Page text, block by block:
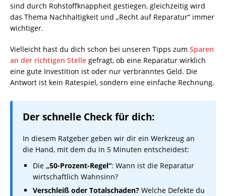
sind durch Rohstoffknappheit gestiegen, gleichzeitig wird
das Thema Nachhaltigkeit und „Recht auf Reparatur“ immer
wichtiger.
Vielleicht hast du dich schon bei unseren Tipps zum Sparen
an der richtigen Stelle gefragt, ob eine Reparatur wirklich
eine gute Investition ist oder nur verbranntes Geld. Die
Antwort ist kein Ratespiel, sondern eine einfache Rechnung.
Der schnelle Check für dich:
In diesem Ratgeber geben wir dir ein Werkzeug an
die Hand, mit dem du in 5 Minuten entscheidest:
Die „50-Prozent-Regel“: Wann ist die Reparatur
wirtschaftlich Wahnsinn?
Verschleiß oder Totalschaden? Welche Defekte du